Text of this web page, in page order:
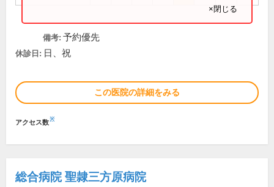
×閉じる
備考: 予約優先
休診日: 日、祝
この医院の詳細をみる
アクセス数※
総合病院 聖隷三方原病院